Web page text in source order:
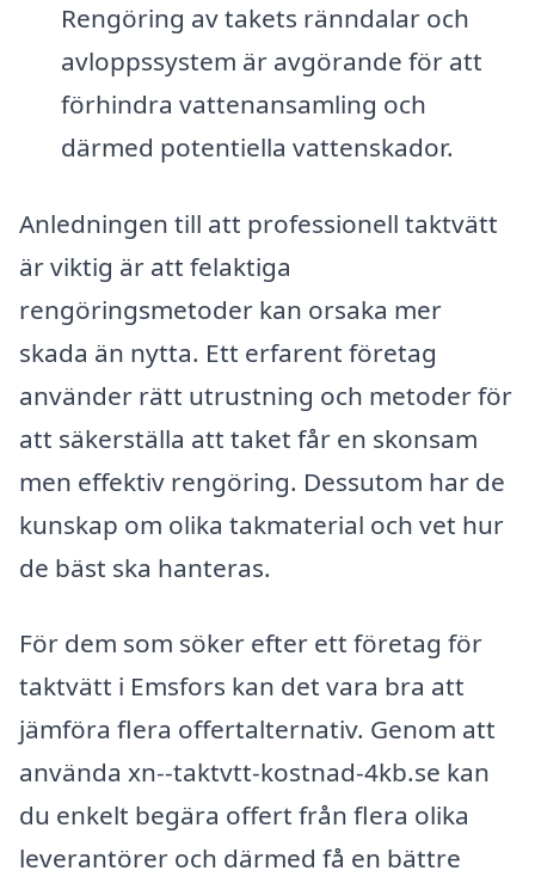
Rengöring av takets ränndalar och
avloppssystem är avgörande för att
förhindra vattenansamling och
därmed potentiella vattenskador.
Anledningen till att professionell taktvätt
är viktig är att felaktiga
rengöringsmetoder kan orsaka mer
skada än nytta. Ett erfarent företag
använder rätt utrustning och metoder för
att säkerställa att taket får en skonsam
men effektiv rengöring. Dessutom har de
kunskap om olika takmaterial och vet hur
de bäst ska hanteras.
För dem som söker efter ett företag för
taktvätt i Emsfors kan det vara bra att
jämföra flera offertalternativ. Genom att
använda xn--taktvtt-kostnad-4kb.se kan
du enkelt begära offert från flera olika
leverantörer och därmed få en bättre